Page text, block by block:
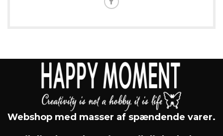
Webshop med masser af spændende varer.